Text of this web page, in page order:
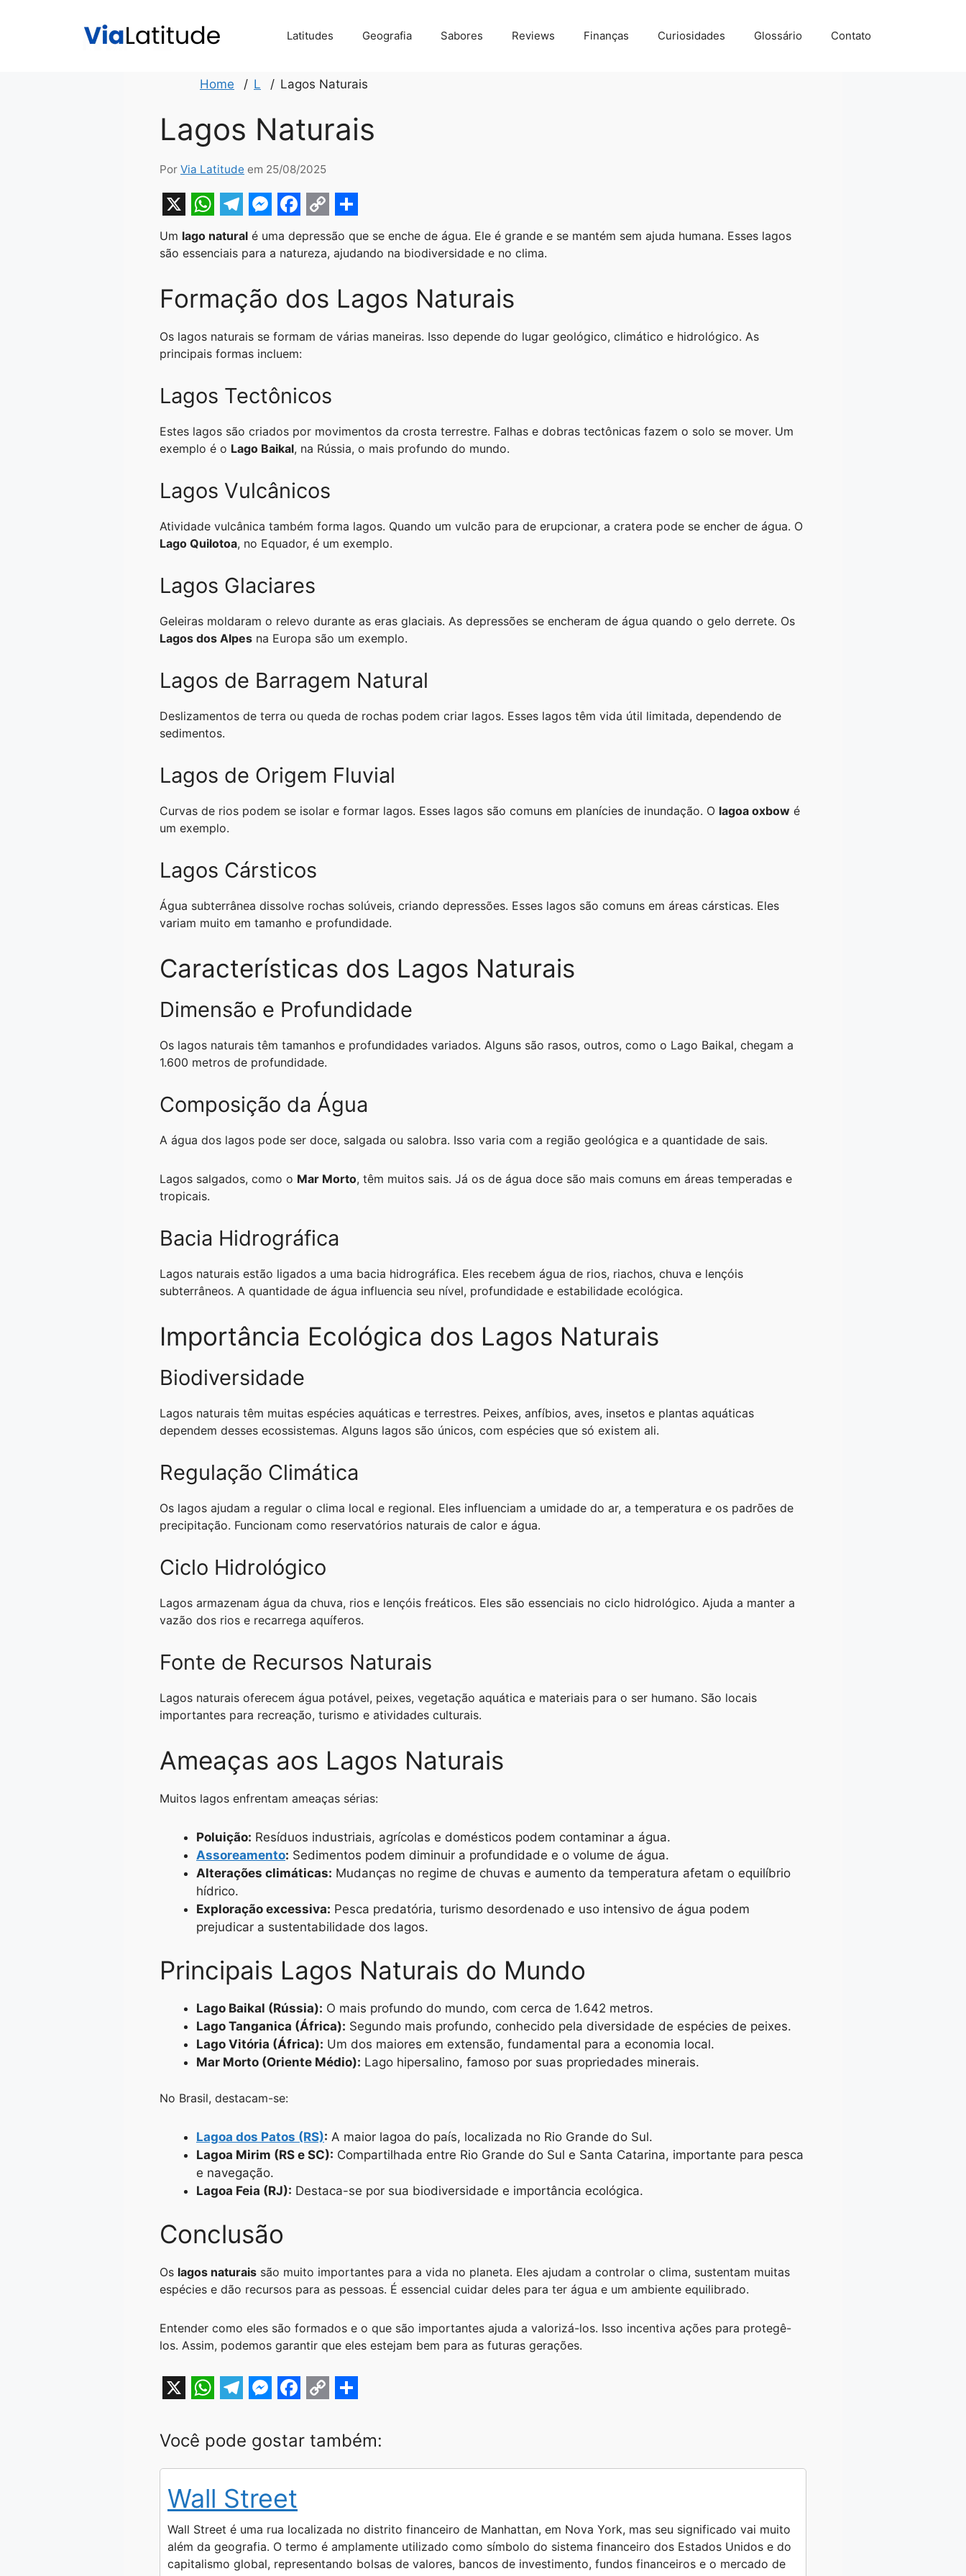
Latitudes Geografia Sabores Reviews Finanças Curiosidades Glossário Contato
Home L Lagos Naturais
Lagos Naturais
Por Via Latitude em 25/08/2025
X W
h
t
A
p
p
T
e
e
r
a
m
M
e
s
n
g
e
r
F
a
e
o
o
k
C
o
y
i
k
S
h
r
Um lago natural é uma depressão que se enche de água. Ele é grande e se mantém sem ajuda humana. Esses lagos
são essenciais para a natureza, ajudando na biodiversidade e no clima.
Formação dos Lagos Naturais
Os lagos naturais se formam de várias maneiras. Isso depende do lugar geológico, climático e hidrológico. As
principais formas incluem:
Lagos Tectônicos
Estes lagos são criados por movimentos da crosta terrestre. Falhas e dobras tectônicas fazem o solo se mover. Um
exemplo é o Lago Baikal, na Rússia, o mais profundo do mundo.
Lagos Vulcânicos
Atividade vulcânica também forma lagos. Quando um vulcão para de erupcionar, a cratera pode se encher de água. O
Lago Quilotoa, no Equador, é um exemplo.
Lagos Glaciares
Geleiras moldaram o relevo durante as eras glaciais. As depressões se encheram de água quando o gelo derrete. Os
Lagos dos Alpes na Europa são um exemplo.
Lagos de Barragem Natural
Deslizamentos de terra ou queda de rochas podem criar lagos. Esses lagos têm vida útil limitada, dependendo de
sedimentos.
Lagos de Origem Fluvial
Curvas de rios podem se isolar e formar lagos. Esses lagos são comuns em planícies de inundação. O lagoa oxbow é
um exemplo.
Lagos Cársticos
Água subterrânea dissolve rochas solúveis, criando depressões. Esses lagos são comuns em áreas cársticas. Eles
variam muito em tamanho e profundidade.
Características dos Lagos Naturais
Dimensão e Profundidade
Os lagos naturais têm tamanhos e profundidades variados. Alguns são rasos, outros, como o Lago Baikal, chegam a
1.600 metros de profundidade.
Composição da Água
A água dos lagos pode ser doce, salgada ou salobra. Isso varia com a região geológica e a quantidade de sais.
Lagos salgados, como o Mar Morto, têm muitos sais. Já os de água doce são mais comuns em áreas temperadas e
tropicais.
Bacia Hidrográfica
Lagos naturais estão ligados a uma bacia hidrográfica. Eles recebem água de rios, riachos, chuva e lençóis
subterrâneos. A quantidade de água influencia seu nível, profundidade e estabilidade ecológica.
Importância Ecológica dos Lagos Naturais
Biodiversidade
Lagos naturais têm muitas espécies aquáticas e terrestres. Peixes, anfíbios, aves, insetos e plantas aquáticas
dependem desses ecossistemas. Alguns lagos são únicos, com espécies que só existem ali.
Regulação Climática
Os lagos ajudam a regular o clima local e regional. Eles influenciam a umidade do ar, a temperatura e os padrões de
precipitação. Funcionam como reservatórios naturais de calor e água.
Ciclo Hidrológico
Lagos armazenam água da chuva, rios e lençóis freáticos. Eles são essenciais no ciclo hidrológico. Ajuda a manter a
vazão dos rios e recarrega aquíferos.
Fonte de Recursos Naturais
Lagos naturais oferecem água potável, peixes, vegetação aquática e materiais para o ser humano. São locais
importantes para recreação, turismo e atividades culturais.
Ameaças aos Lagos Naturais
Muitos lagos enfrentam ameaças sérias:
Poluição: Resíduos industriais, agrícolas e domésticos podem contaminar a água.
Assoreamento: Sedimentos podem diminuir a profundidade e o volume de água.
Alterações climáticas: Mudanças no regime de chuvas e aumento da temperatura afetam o equilíbrio
hídrico.
Exploração excessiva: Pesca predatória, turismo desordenado e uso intensivo de água podem
prejudicar a sustentabilidade dos lagos.
Principais Lagos Naturais do Mundo
Lago Baikal (Rússia): O mais profundo do mundo, com cerca de 1.642 metros.
Lago Tanganica (África): Segundo mais profundo, conhecido pela diversidade de espécies de peixes.
Lago Vitória (África): Um dos maiores em extensão, fundamental para a economia local.
Mar Morto (Oriente Médio): Lago hipersalino, famoso por suas propriedades minerais.
No Brasil, destacam-se:
Lagoa dos Patos (RS): A maior lagoa do país, localizada no Rio Grande do Sul.
Lagoa Mirim (RS e SC): Compartilhada entre Rio Grande do Sul e Santa Catarina, importante para pesca
e navegação.
Lagoa Feia (RJ): Destaca-se por sua biodiversidade e importância ecológica.
Conclusão
Os lagos naturais são muito importantes para a vida no planeta. Eles ajudam a controlar o clima, sustentam muitas
espécies e dão recursos para as pessoas. É essencial cuidar deles para ter água e um ambiente equilibrado.
Entender como eles são formados e o que são importantes ajuda a valorizá-los. Isso incentiva ações para protegê-
los. Assim, podemos garantir que eles estejam bem para as futuras gerações.
h
a
s
A
p
e
l
g
r
a
e
s
e
n
g
a
c
b
o
o
o
p
i
n
h
a
Você pode gostar também:
Wall Street
Wall Street é uma rua localizada no distrito financeiro de Manhattan, em Nova York, mas seu significado vai muito
além da geografia. O termo é amplamente utilizado como símbolo do sistema financeiro dos Estados Unidos e do
capitalismo global, representando bolsas de valores, bancos de investimento, fundos financeiros e o mercado de